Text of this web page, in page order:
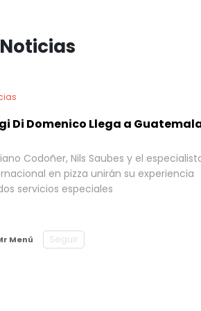
Noticias
Di Domenico Llega a
Codoñer, Nils Saubes y el
en pizza unirán su experiencia
servicios especiales
Menú Seguir